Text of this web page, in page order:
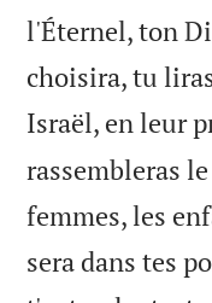
l'Éternel, ton
choisira, tu
Israël, en leur
rassembleras
femmes, les
sera dans tes